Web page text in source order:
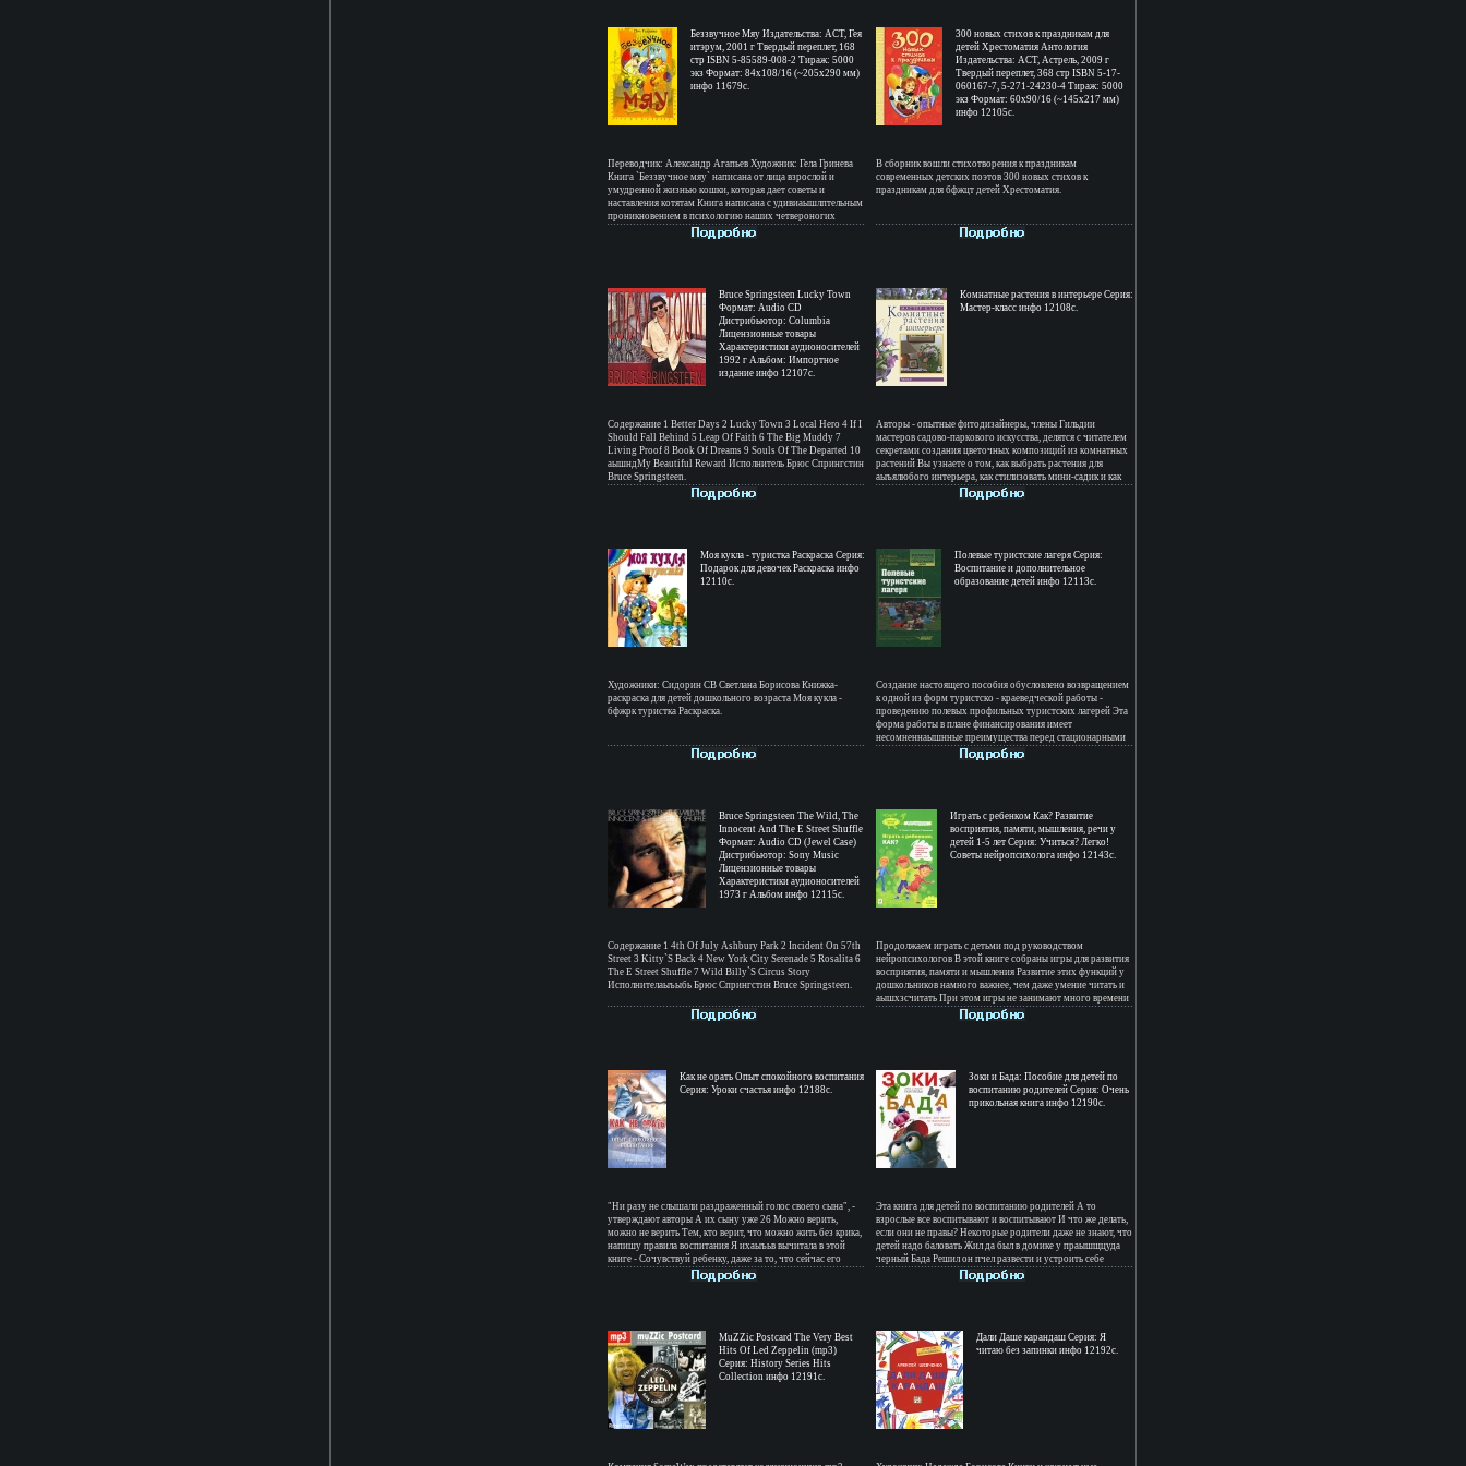
Беззвучное Мяу Издательства: АСТ, Гея
итэрум, 2001 г Твердый переплет, 168
стр ISBN 5-85589-008-2 Тираж: 5000
экз Формат: 84x108/16 (~205х290 мм)
инфо 11679c.
Переводчик: Александр Агапьев Художник: Гела Гринева
Книга `Беззвучное мяу` написана от лица взрослой и
умудренной жизнью кошки, которая дает советы и
наставления котятам Книга написана с удивиаышлптельным
проникновением в психологию наших четвероногих
друзей и помогает понять непростые отношения животных
и человека Ее с большим интересом прочтут и взрослые и
Bruce Springsteen Lucky Town
Формат: Audio CD
Дистрибьютор: Columbia
Лицензионные товары
Характеристики аудионосителей
1992 г Альбом: Импортное
издание инфо 12107c.
Содержание 1 Better Days 2 Lucky Town 3 Local Hero 4 If I
Should Fall Behind 5 Leap Of Faith 6 The Big Muddy 7
Living Proof 8 Book Of Dreams 9 Souls Of The Departed 10
аышндMy Beautiful Reward Исполнитель Брюс Спрингстин
Bruce Springsteen.
Моя кукла - туристка Раскраска Серия:
Подарок для девочек Раскраска инфо
12110c.
Художники: Сидорин СВ Светлана Борисова Книжка-
раскраска для детей дошкольного возраста Моя кукла -
бфжрк туристка Раскраска.
Bruce Springsteen The Wild, The
Innocent And The E Street Shuffle
Формат: Audio CD (Jewel Case)
Дистрибьютор: Sony Music
Лицензионные товары
Характеристики аудионосителей
1973 г Альбом инфо 12115c.
Содержание 1 4th Of July Ashbury Park 2 Incident On 57th
Street 3 Kitty`S Back 4 New York City Serenade 5 Rosalita 6
The E Street Shuffle 7 Wild Billy`S Circus Story
Исполнителаыъыбь Брюс Спрингстин Bruce Springsteen.
Как не орать Опыт спокойного воспитания
Серия: Уроки счастья инфо 12188c.
"Ни разу не слышали раздраженный голос своего сына", -
утверждают авторы А их сыну уже 26 Можно верить,
можно не верить Тем, кто верит, что можно жить без крика,
напишу правила воспитания Я ихаыъьв вычитала в этой
книге - Сочувствуй ребенку, даже за то, что сейчас его
накажешь - Детей надо уважать не потому, что они
пригодятся (или отомстят) нам в старости - Счастливый
Никогда не поднимали за сына груз, который он сам
осилит - Если хочется заорать на ребенка, значит, ты
неправильно живешь Марина Тарасова, директор
издательства "МарТ" Авторы Светлана Ермакова Леонид
Жаров.
MuZZic Postcard The Very Best
Hits Of Led Zeppelin (mp3)
Серия: History Series Hits
Collection инфо 12191c.
300 новых стихов к праздникам для
детей Хрестоматия Антология
Издательства: АСТ, Астрель, 2009 г
Твердый переплет, 368 стр ISBN 5-17-
060167-7, 5-271-24230-4 Тираж: 5000
экз Формат: 60x90/16 (~145х217 мм)
инфо 12105c.
В сборник вошли стихотворения к праздникам
современных детских поэтов 300 новых стихов к
праздникам для бфжцт детей Хрестоматия.
Комнатные растения в интерьере Серия:
Мастер-класс инфо 12108c.
Авторы - опытные фитодизайнеры, члены Гильдии
мастеров садово-паркового искусства, делятся с читателем
секретами создания цветочных композиций из комнатных
растений Вы узнаете о том, как выбрать растения для
аыъялюбого интерьера, как стилизовать мини-садик и как
ухаживать за готовой цветочной композицией Благодаря
советам авторов и подробным мастер-классам,
другой праздник Авторы Марина Пасюта Маргарита
Цветкова.
Полевые туристские лагеря Серия:
Воспитание и дополнительное
образование детей инфо 12113c.
Создание настоящего пособия обусловлено возвращением
к одной из форм туристско - краеведческой работы -
проведению полевых профильных туристских лагерей Эта
форма работы в плане финансирования имеет
несомненнаышнные преимущества перед стационарными
лагерямиКроме того, полевые туристские лагеря более
действенны в развитии у детей самостоятельности,
организаций Авторы Анатолий Маслов Юрий
Константинов Игорь Дрогов.
Играть с ребенком Как? Развитие
восприятия, памяти, мышления, речи у
детей 1-5 лет Серия: Учиться? Легко!
Советы нейропсихолога инфо 12143c.
Продолжаем играть с детьми под руководством
нейропсихологов В этой книге собраны игры для развития
восприятия, памяти и мышления Развитие этих функций у
дошкольников намного важнее, чем даже умение читать и
аышхзсчитать При этом игры не занимают много времени
и не требуют особой подготовки Зато сколько приносят
пользы и удовольствия! А играть в них можно, когда вы с
интересны специалистам, работающим с детьми, и всем
любящим родителям Авторы Юлия Титова Ольга Фролова
Любовь Винникова.
Зоки и Бада: Пособие для детей по
воспитанию родителей Серия: Очень
прикольная книга инфо 12190c.
Эта книга для детей по воспитанию родителей А то
взрослые все воспитывают и воспитывают И что же делать,
если они не правы? Некоторые родители даже не знают, что
детей надо баловать Жил да был в домике у праышщцуда
черный Бада Решил он пчел развести и устроить себе
сладкую жизнь Да вот только в банках с медом завелись
зоки Мед весь съели, и пришлось Баде заняться их
книгу Ирины и Леонида Тюхтяевых, которая уже стала
настоящим детским и взрослым бестселлером Авторы
Ирина Тюхтяева Леонид Тюхтяев.
Дали Даше карандаш Серия: Я
читаю без запинки инфо 12192c.